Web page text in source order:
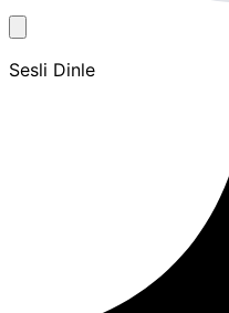
Sesli Dinle